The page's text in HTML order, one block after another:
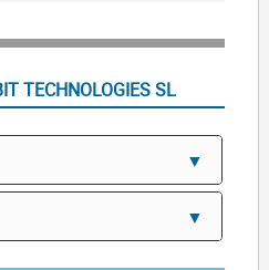
TECHNOLOGIES SL